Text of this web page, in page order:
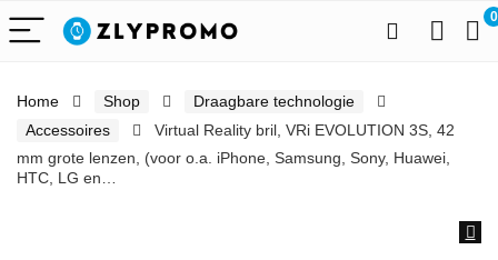
0
Home Shop
Draagbare technologie
Accessoires
Virtual Reality bril, VRi EVOLUTION 3S, 42
mm grote lenzen, (voor o.a. iPhone, Samsung, Sony, Huawei,
HTC, LG en…